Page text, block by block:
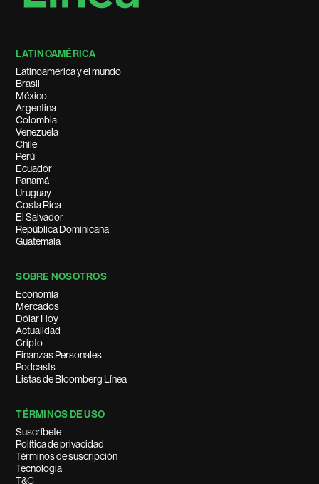
LATINOAMÉRICA
Latinoamérica y el mundo
Brasil
México
Argentina
Colombia
Venezuela
Chile
Perú
Ecuador
Panamá
Uruguay
Costa Rica
El Salvador
República Dominicana
Guatemala
SOBRE NOSOTROS
Economía
Mercados
Dólar Hoy
Actualidad
Cripto
Finanzas Personales
Podcasts
Listas de Bloomberg Línea
TÉRMINOS DE USO
Suscríbete
Política de privacidad
Términos de suscripción
Tecnología
T&C